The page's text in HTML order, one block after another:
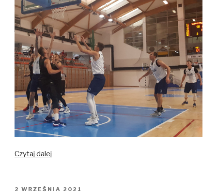
Czytaj dalej
Polonia
OPUBLIKOWANE
2 WRZEŚNIA 2021